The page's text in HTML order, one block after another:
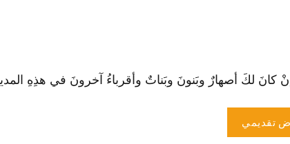
لكَ أصهارٌ وبَنونَ وبَناتٌ وأقرباءُ آخرونَ في هذِهِ المدينةِ،
تقديمي